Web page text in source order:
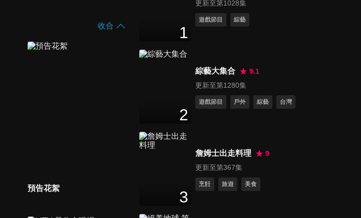
收合
預告花絮
「韓國碧昂絲」孝琳台北演唱
4 分鐘
STAYC演唱會2024台北站
1
更新至第1028集
遊戲節目 綜藝
2
綜藝大集合
9.1
更新至第1280集
遊戲節目 戶外 綜藝 台灣
3
詹姆士出走料理
9
更新至第367集
烹飪 旅遊 美食